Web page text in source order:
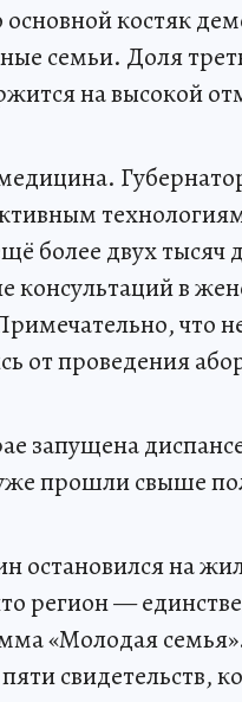
костяк
семьи. Доля
на высокой
более двух тысяч
консультаций в
что
от проведения
запущена
прошли свыше
остановился на
регион —
«Молодая
свидетельств,